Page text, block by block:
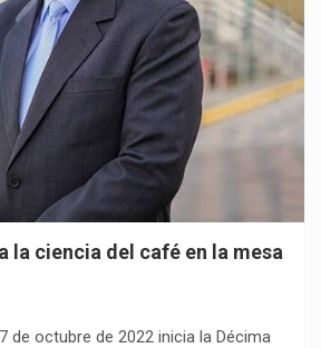
la ciencia del café en la mesa
de octubre de 2022 inicia la Décima